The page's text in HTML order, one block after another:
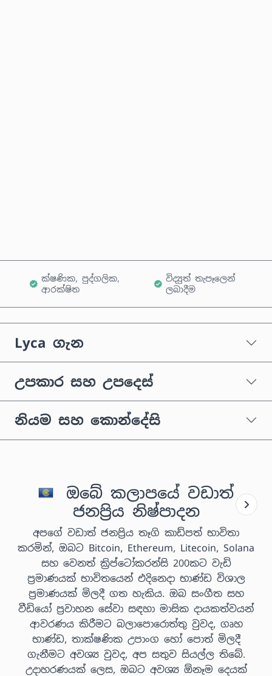
ක්ෂණික, පුද්ගලික,
ආරක්ෂිත
විද්‍යුත් තැපෑලෙන්
ලබාදීම
Lyca ගැන
උපකාර සහ උපදෙස්
නියම සහ කොන්දේසි
ඔබේ කලාපයේ වඩාත්
ජනප්‍රිය නිෂ්පාදන
අපගේ වඩාත් ජනප්‍රිය තෑගි කාඩ්පත් භාවිතා
කරමින්, ඔබට Bitcoin, Ethereum, Litecoin, Solana
සහ වෙනත් ක්‍රිප්ටෝකරන්සි 200කට වැඩි
ප්‍රමාණයක් භාවිතයෙන් එදිනෙදා භාණ්ඩ විශාල
ප්‍රමාණයක් මිලදී ගත හැකිය. ඔබ සංගීත සහ
වීඩියෝ ප්‍රවාහන සේවා සඳහා මාසික දායකත්වයන්
ආවරණය කිරීමට බලාපොරොත්තු වුවද, ගෘහ
භාණ්ඩ, තාක්ෂණික උපාංග හෝ පොත් මිලදී
ගැනීමට අවශ්‍ය වුවද, අප සතුව සියල්ල තිබේ.
උදාහරණයක් ලෙස, ඔබට අවශ්‍ය ඕනෑම දෙයක්